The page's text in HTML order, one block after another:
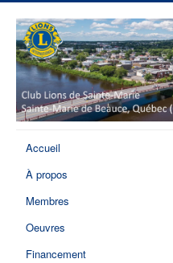
Accueil
À propos
Membres
Oeuvres
Financement